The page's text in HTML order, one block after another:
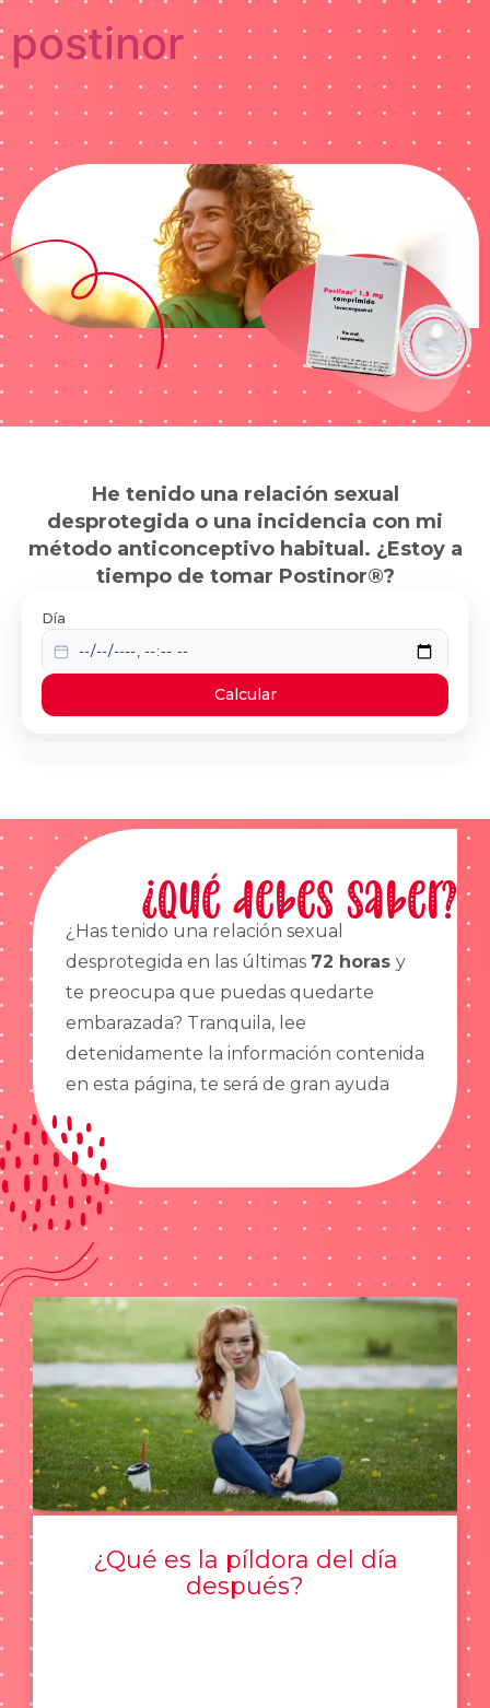
postinor
He tenido una relación sexual
desprotegida o una incidencia con mi
método anticonceptivo habitual. ¿Estoy a
tiempo de tomar Postinor®?
Día
Calcular
¿Qué debes saber?
¿Has tenido una relación sexual
desprotegida en las últimas 72 horas y
te preocupa que puedas quedarte
embarazada? Tranquila, lee
detenidamente la información contenida
en esta página, te será de gran ayuda
¿Qué es la píldora del día
después?